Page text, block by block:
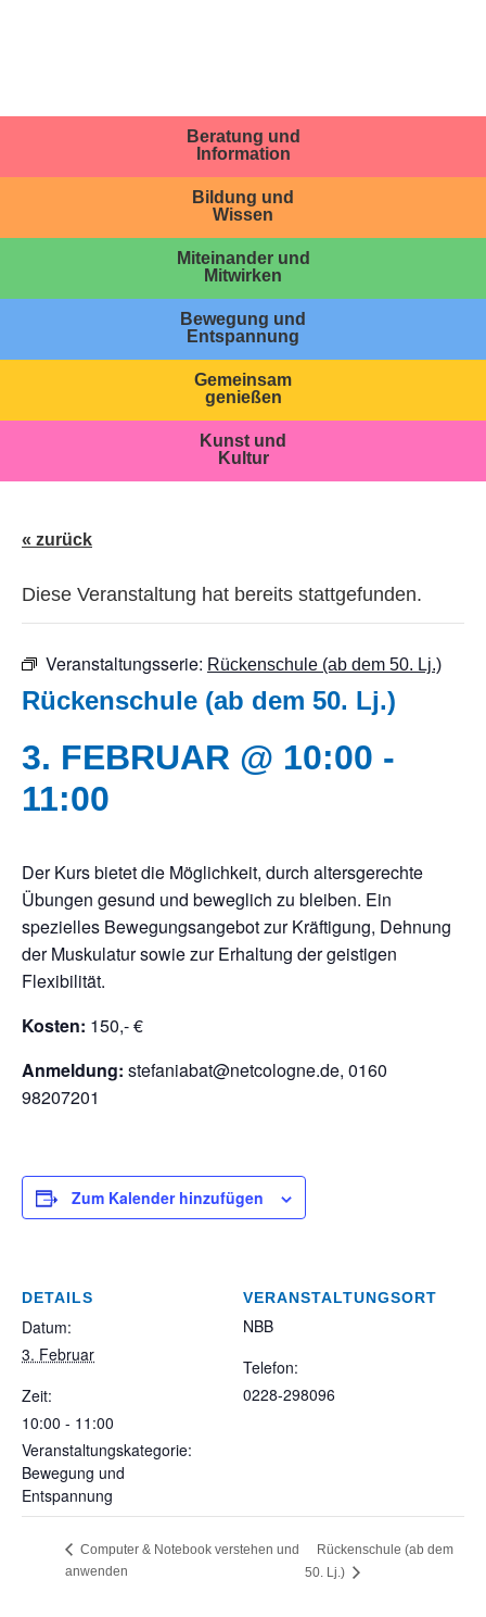
Beratung und
Information
Bildung und
Wissen
Miteinander und
Mitwirken
Bewegung und
Entspannung
Gemeinsam
genießen
Kunst und
Kultur
« zurück
Diese Veranstaltung hat bereits stattgefunden.
Veranstaltungsserie: Rückenschule (ab dem 50. Lj.)
Rückenschule (ab dem 50. Lj.)
3. FEBRUAR @ 10:00 -
11:00
Der Kurs bietet die Möglichkeit, durch altersgerechte
Übungen gesund und beweglich zu bleiben. Ein
spezielles Bewegungsangebot zur Kräftigung, Dehnung
der Muskulatur sowie zur Erhaltung der geistigen
Flexibilität.
Kosten: 150,- €
Anmeldung: stefaniabat@netcologne.de, 0160
98207201
Zum Kalender hinzufügen
DETAILS
Datum:
3. Februar
Zeit:
10:00 - 11:00
Veranstaltungskategorie:
Bewegung und
Entspannung
VERANSTALTUNGSORT
NBB
Telefon:
0228-298096
Computer & Notebook verstehen und
anwenden
Rückenschule (ab dem
50. Lj.)